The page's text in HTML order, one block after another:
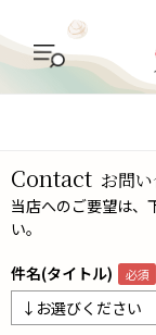
Contact お問
当店へのご要望は、
い。
件名(タイトル)